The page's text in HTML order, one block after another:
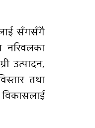
सँगसँगै
नरिवलका
उत्पादन,
तथा